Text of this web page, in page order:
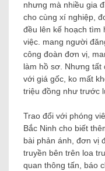
nhưng mà nhiều gia
cho cùng xí nghiệp,
đều lên kế hoạch tìm
việc. mang người
công đoàn đơn vị,
làm hồ sơ. Nhưng
với giá gốc, ko mất
triệu đồng như trước
Trao đổi với phóng
Bắc Ninh cho biết
bài phản ánh, đơn vị
truyền bên trên loa
quan thông tấn, báo